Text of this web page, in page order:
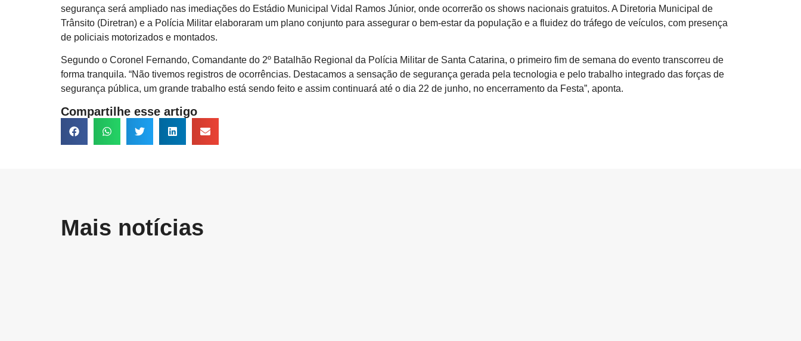
segurança será ampliado nas imediações do Estádio Municipal Vidal Ramos Júnior, onde ocorrerão os shows nacionais gratuitos. A Diretoria Municipal de
Trânsito (Diretran) e a Polícia Militar elaboraram um plano conjunto para assegurar o bem-estar da população e a fluidez do tráfego de veículos, com presença
de policiais motorizados e montados.
Segundo o Coronel Fernando, Comandante do 2º Batalhão Regional da Polícia Militar de Santa Catarina, o primeiro fim de semana do evento transcorreu de
forma tranquila. “Não tivemos registros de ocorrências. Destacamos a sensação de segurança gerada pela tecnologia e pelo trabalho integrado das forças de
segurança pública, um grande trabalho está sendo feito e assim continuará até o dia 22 de junho, no encerramento da Festa”, aponta.
Compartilhe esse artigo
Mais notícias